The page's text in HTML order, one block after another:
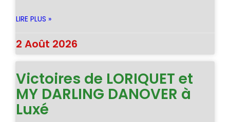
LIRE PLUS »
2 Août 2026
Victoires de LORIQUET et
MY DARLING DANOVER à
Luxé